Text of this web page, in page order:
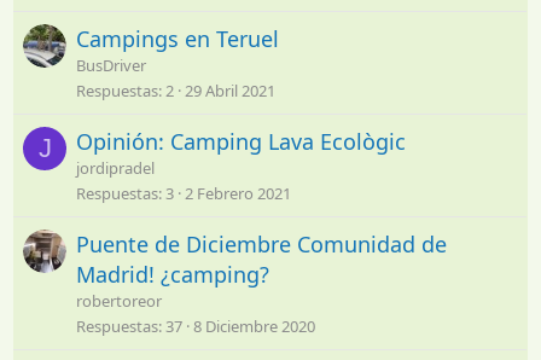
Campings en Teruel
BusDriver
Respuestas 2 29 Abril 2021
J Opinión: Camping Lava Ecològic
jordipradel
Respuestas 3 2 Febrero 2021
Puente de Diciembre Comunidad de
Madrid! ¿camping?
robertoreor
Respuestas 37 8 Diciembre 2020